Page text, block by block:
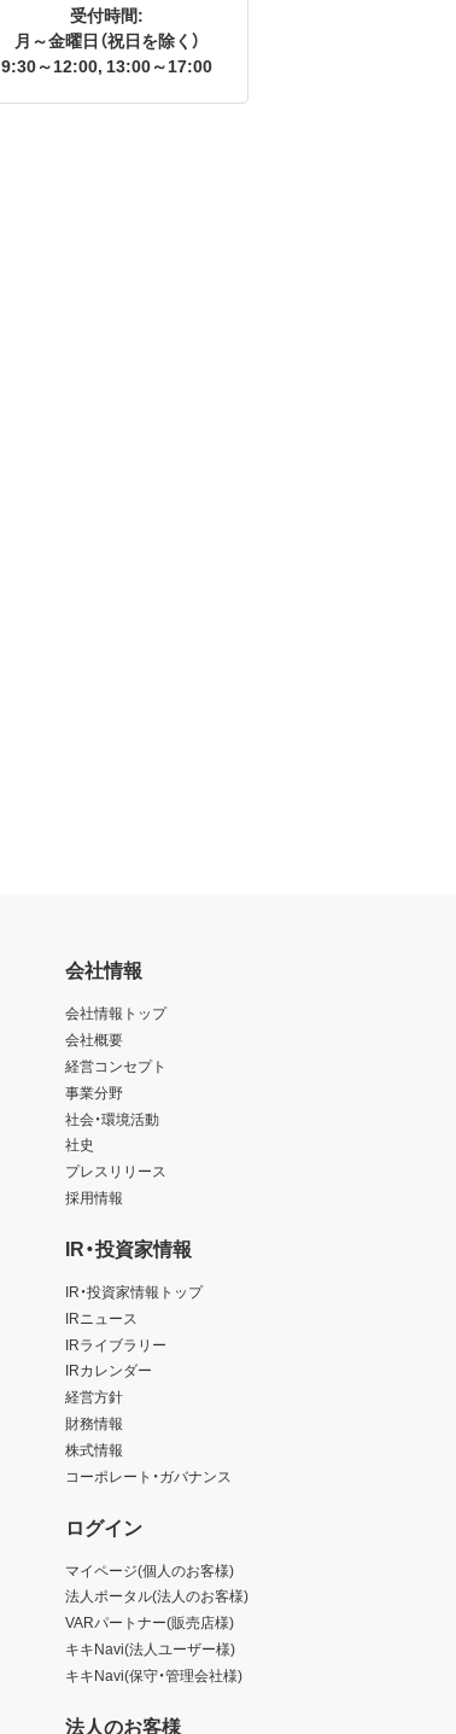
受付時間:
月～金曜日（祝日を除く）
9:30～12:00, 13:00～17:00
会社情報
会社情報トップ
会社概要
経営コンセプト
事業分野
社会・環境活動
社史
プレスリリース
採用情報
IR・投資家情報
IR・投資家情報トップ
IRニュース
IRライブラリー
IRカレンダー
経営方針
財務情報
株式情報
コーポレート・ガバナンス
ログイン
マイページ(個人のお客様)
法人ポータル(法人のお客様)
VARパートナー(販売店様)
キキNavi(法人ユーザー様)
キキNavi(保守・管理会社様)
法人のお客様